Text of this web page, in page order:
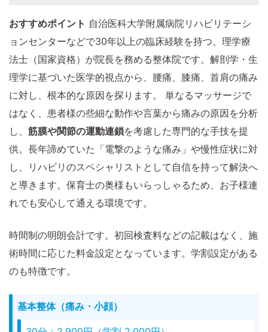
おすすめポイント 自治医科大学附属病院リハビリテーシ
ョンセンターなどで30年以上の臨床経験を持つ、理学療
法士（国家資格）が院長を務める整体院です。解剖学・生
理学に基づいた医学的視点から、腰痛、膝痛、首肩の痛み
に対し、根本的な原因を探ります。 単なるマッサージで
はなく、患者様の些細な動作や言葉から痛みの原因を分析
し、 筋膜や関節の運動連鎖を考慮した専門的な手技を提
供。長年諦めていた「電撃のような痛み」や慢性症状に対
し、リハビリのスペシャリストとして自信を持って解決へ
と導きます。保育士の奥様もいらっしゃるため、お子様連
れでも安心して通える環境です。
時間制の明朗会計です。初回検査料などの記載はなく、施
術時間に応じた料金設定となっています。学割設定がある
のも特徴です。
基本整体（痛み・小顔）